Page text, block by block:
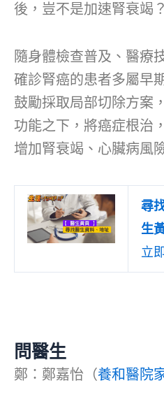
後，豈不是加速腎衰竭？
隨身體檢查普及、醫療
確診腎癌的患者多屬早
鼓勵採取局部切除方案
功能之下，將癌症根治
增加腎衰竭、心臟病風
尋
生
立
問醫生
鄭：鄭嘉怡（養和醫院